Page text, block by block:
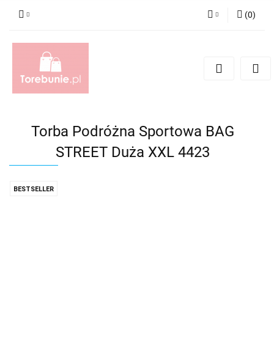
Zarejestruj się
(0)
Torba Podróżna Sportowa BAG
STREET Duża XXL 4423
BESTSELLER